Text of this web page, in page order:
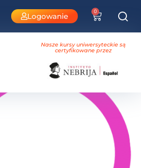
Logowanie
0
Nasze kursy uniwersyteckie są
certyfikowane przez